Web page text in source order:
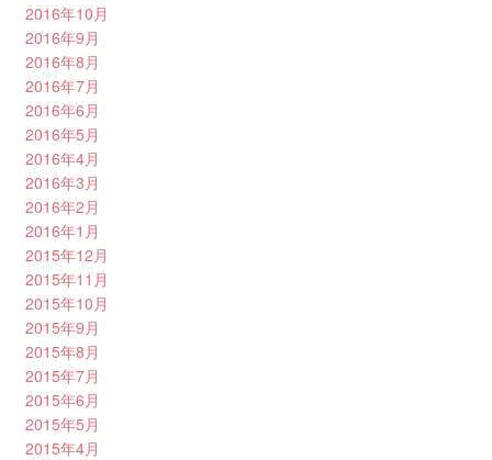
2016年10月
2016年9月
2016年8月
2016年7月
2016年6月
2016年5月
2016年4月
2016年3月
2016年2月
2016年1月
2015年12月
2015年11月
2015年10月
2015年9月
2015年8月
2015年7月
2015年6月
2015年5月
2015年4月